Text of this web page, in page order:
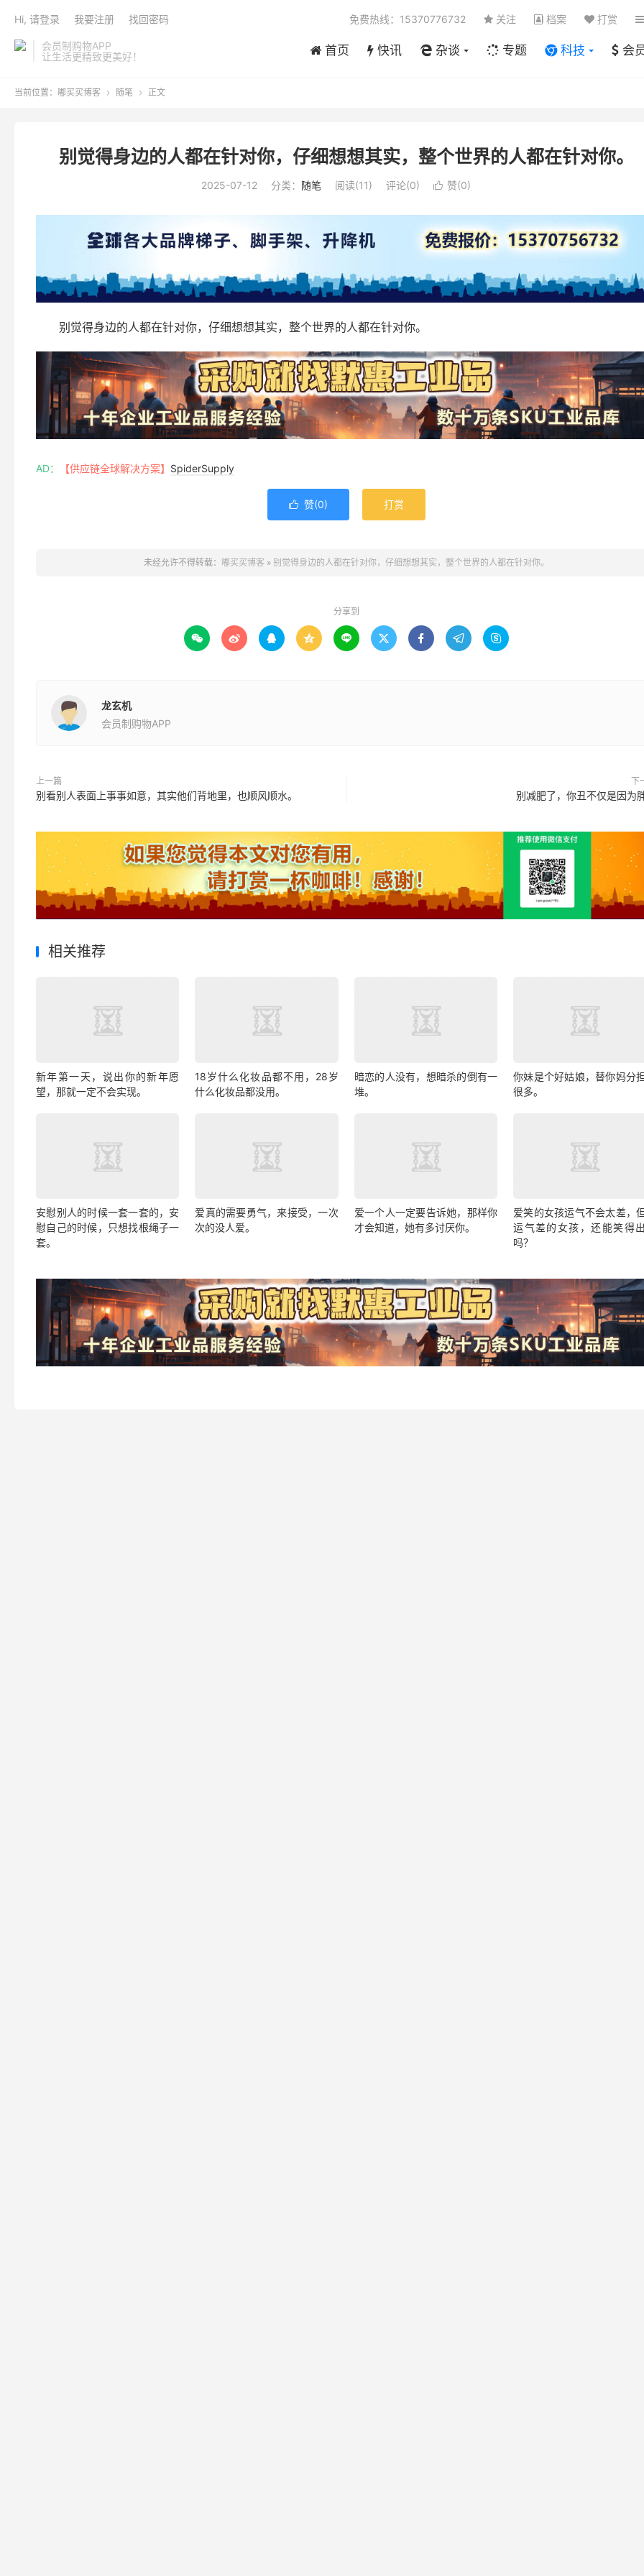
会员制购物APP
让生活更精致更美好！
首页 快讯 杂谈 专题 科技 会
免费热线：15370776732 关注 档案 打赏
Hi, 请登录 我要注册 找回密码
当前位置： 嘟买买博客  随笔  正文
别觉得身边的人都在针对你，仔细想想其实，整个世界的人都在针对你。
2025-07-12 分类： 随笔 阅读(11) 评论(0)  赞(0)
别觉得身边的人都在针对你，仔细想想其实，整个世界的人都在针对你。
AD： 【供应链全球解决方案】 SpiderSupply
 赞(0) 打赏
未经允许不得转载： 嘟买买博客 » 别觉得身边的人都在针对你，仔细想想其实，整个世界的人都在针对你。
分享到
        
龙玄机
会员制购物APP
上一篇
别看别人表面上事事如意，其实他们背地里，也顺风顺水。
下
别减肥了，你丑不仅是因为
相关推荐
新年第一天，说出你的新年愿
望，那就一定不会实现。
18岁什么化妆品都不用，28岁
什么化妆品都没用。
暗恋的人没有，想暗杀的倒有一
堆。
你妹是个好姑娘，替你妈分
很多。
安慰别人的时候一套一套的，安
慰自己的时候，只想找根绳子一
套。
爱真的需要勇气，来接受，一次
次的没人爱。
爱一个人一定要告诉她，那样你
才会知道，她有多讨厌你。
爱笑的女孩运气不会太差，
运气差的女孩，还能笑得
吗？